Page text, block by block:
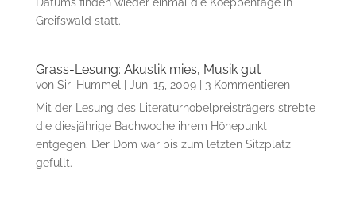
Greifswald statt.
Grass-Lesung: Akustik mies, Musik gut
von Siri Hummel Juni 15, 2009| 3 Kommentieren
Mit der Lesung des Literaturnobelpreisträgers strebte
die diesjährige Bachwoche ihrem Höhepunkt
entgegen. Der Dom war bis zum letzten Sitzplatz
gefüllt.